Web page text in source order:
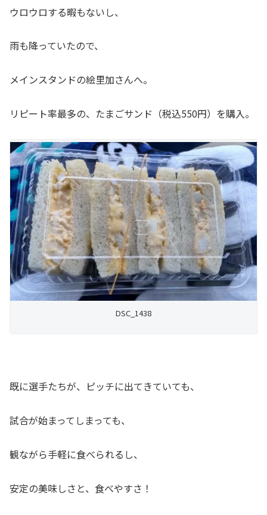
ウロウロする暇もないし、
雨も降っていたので、
メインスタンドの絵里加さんへ。
リピート率最多の、たまごサンド（税込550円）を購入。
DSC_1438
既に選手たちが、ピッチに出てきていても、
試合が始まってしまっても、
観ながら手軽に食べられるし、
安定の美味しさと、食べやすさ！